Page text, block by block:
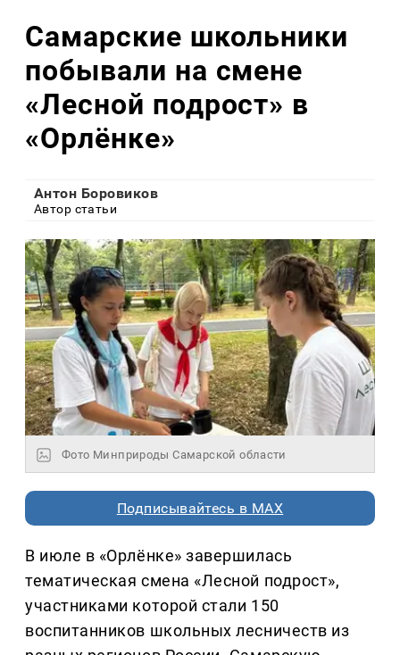
Самарские школьники
побывали на смене
«Лесной подрост» в
«Орлёнке»
Антон Боровиков
Автор статьи
Фото Минприроды Самарской области
Подписывайтесь в MAX
В июле в «Орлёнке» завершилась
тематическая смена «Лесной подрост»,
участниками которой стали 150
воспитанников школьных лесничеств из